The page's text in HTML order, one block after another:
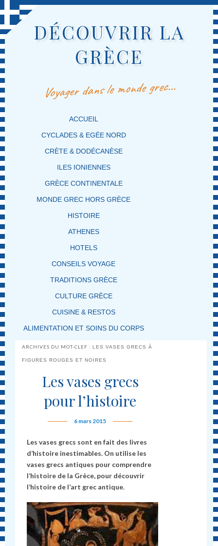
DÉCOUVRIR LA
GRÈCE
Voyager dans le monde grec…
MENU PRINCIPAL
MASQUER LA NAVIGATION PRINCIPALE
MASQUER LA NAVIGATION SECONDAIRE
ACCUEIL
CYCLADES & EGÉE NORD
CRÈTE & DODÉCANÈSE
ILES IONIENNES
GRÈCE CONTINENTALE
MONDE GREC HORS GRÈCE
HISTOIRE
ATHENES
HOTELS
CONSEILS VOYAGE
TRADITIONS GRÈCE
CULTURE GRÈCE
CUISINE & RESTOS
ALIMENTATION ET SOINS DU CORPS
ARCHIVES DU MOT-CLEF :LES VASES GRECS À
FIGURES ROUGES ET NOIRES
Les vases grecs
pour l’histoire
6 mars 2015
Les vases grecs sont en fait des livres
d’histoire inestimables. On utilise les
vases grecs antiques pour comprendre
l’histoire de la Grèce, pour découvrir
l’histoire de l’art grec antique.